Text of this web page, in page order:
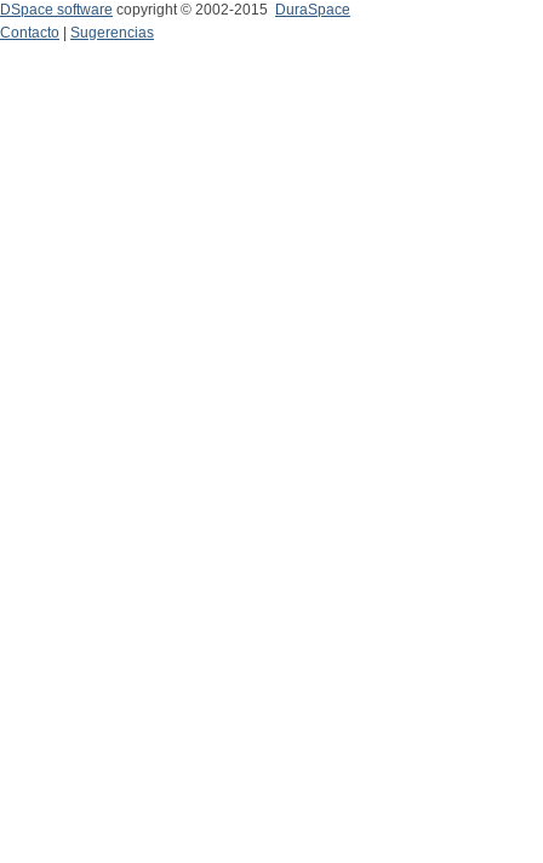
DSpace software copyright © 2002-2015
DuraSpace
Contacto
Sugerencias